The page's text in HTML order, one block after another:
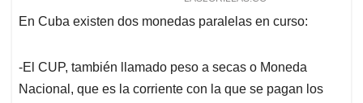
En Cuba existen dos monedas paralelas en curso:
-El CUP, también llamado peso a secas o Moneda
Nacional, que es la corriente con la que se pagan los